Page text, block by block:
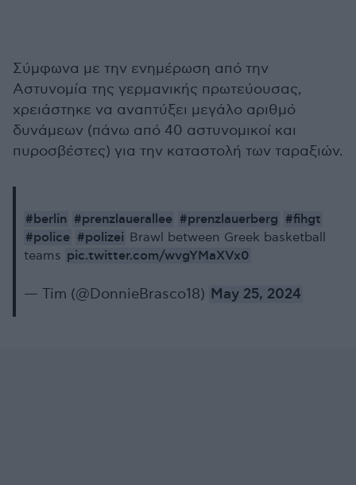
Σύμφωνα με την ενημέρωση από την
Αστυνομία της γερμανικής πρωτεύουσας,
χρειάστηκε να αναπτύξει μεγάλο αριθμό
δυνάμεων (πάνω από 40 αστυνομικοί και
πυροσβέστες) για την καταστολή των ταραξιών.
#berlin #prenzlauerallee #prenzlauerberg #fihgt
#police #polizei Brawl between Greek basketball
teams pic.twitter.com/wvgYMaXVx0
— Tim (@DonnieBrasco18) May 25, 2024